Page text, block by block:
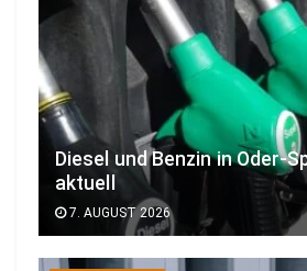
Diesel und Benzin in Oder-
aktuell
7. AUGUST 2026